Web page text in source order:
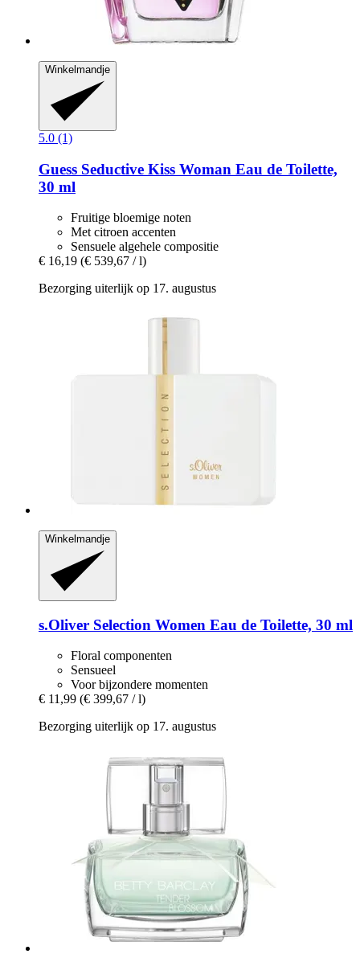
Winkelmandje
5.0 (1)
Guess Seductive Kiss Woman Eau de Toilette,
30 ml
Fruitige bloemige noten
Met citroen accenten
Sensuele algehele compositie
€ 16,19 (€ 539,67 / l)
Bezorging uiterlijk op 17. augustus
Winkelmandje
s.Oliver Selection Women Eau de Toilette, 30 ml
Floral componenten
Sensueel
Voor bijzondere momenten
€ 11,99 (€ 399,67 / l)
Bezorging uiterlijk op 17. augustus